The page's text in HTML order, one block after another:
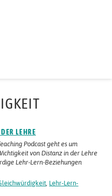
LEHRE
Podcast geht es um
von Distanz in der Lehre
Lehr-Lern-Beziehungen
, Lehr-Lern-